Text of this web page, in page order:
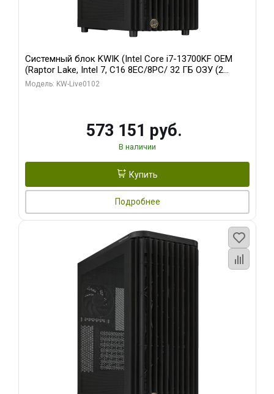
Системный блок KWIK (Intel Core i7-13700KF OEM
(Raptor Lake, Intel 7, C16 8EC/8PC/ 32 ГБ ОЗУ (2
модуля)/ Afox RTX4090 24GB GDDR6X 384-Bit 3xDP
Модель: KW-Live0102
573 151 руб.
В наличии
Купить
Подробнее